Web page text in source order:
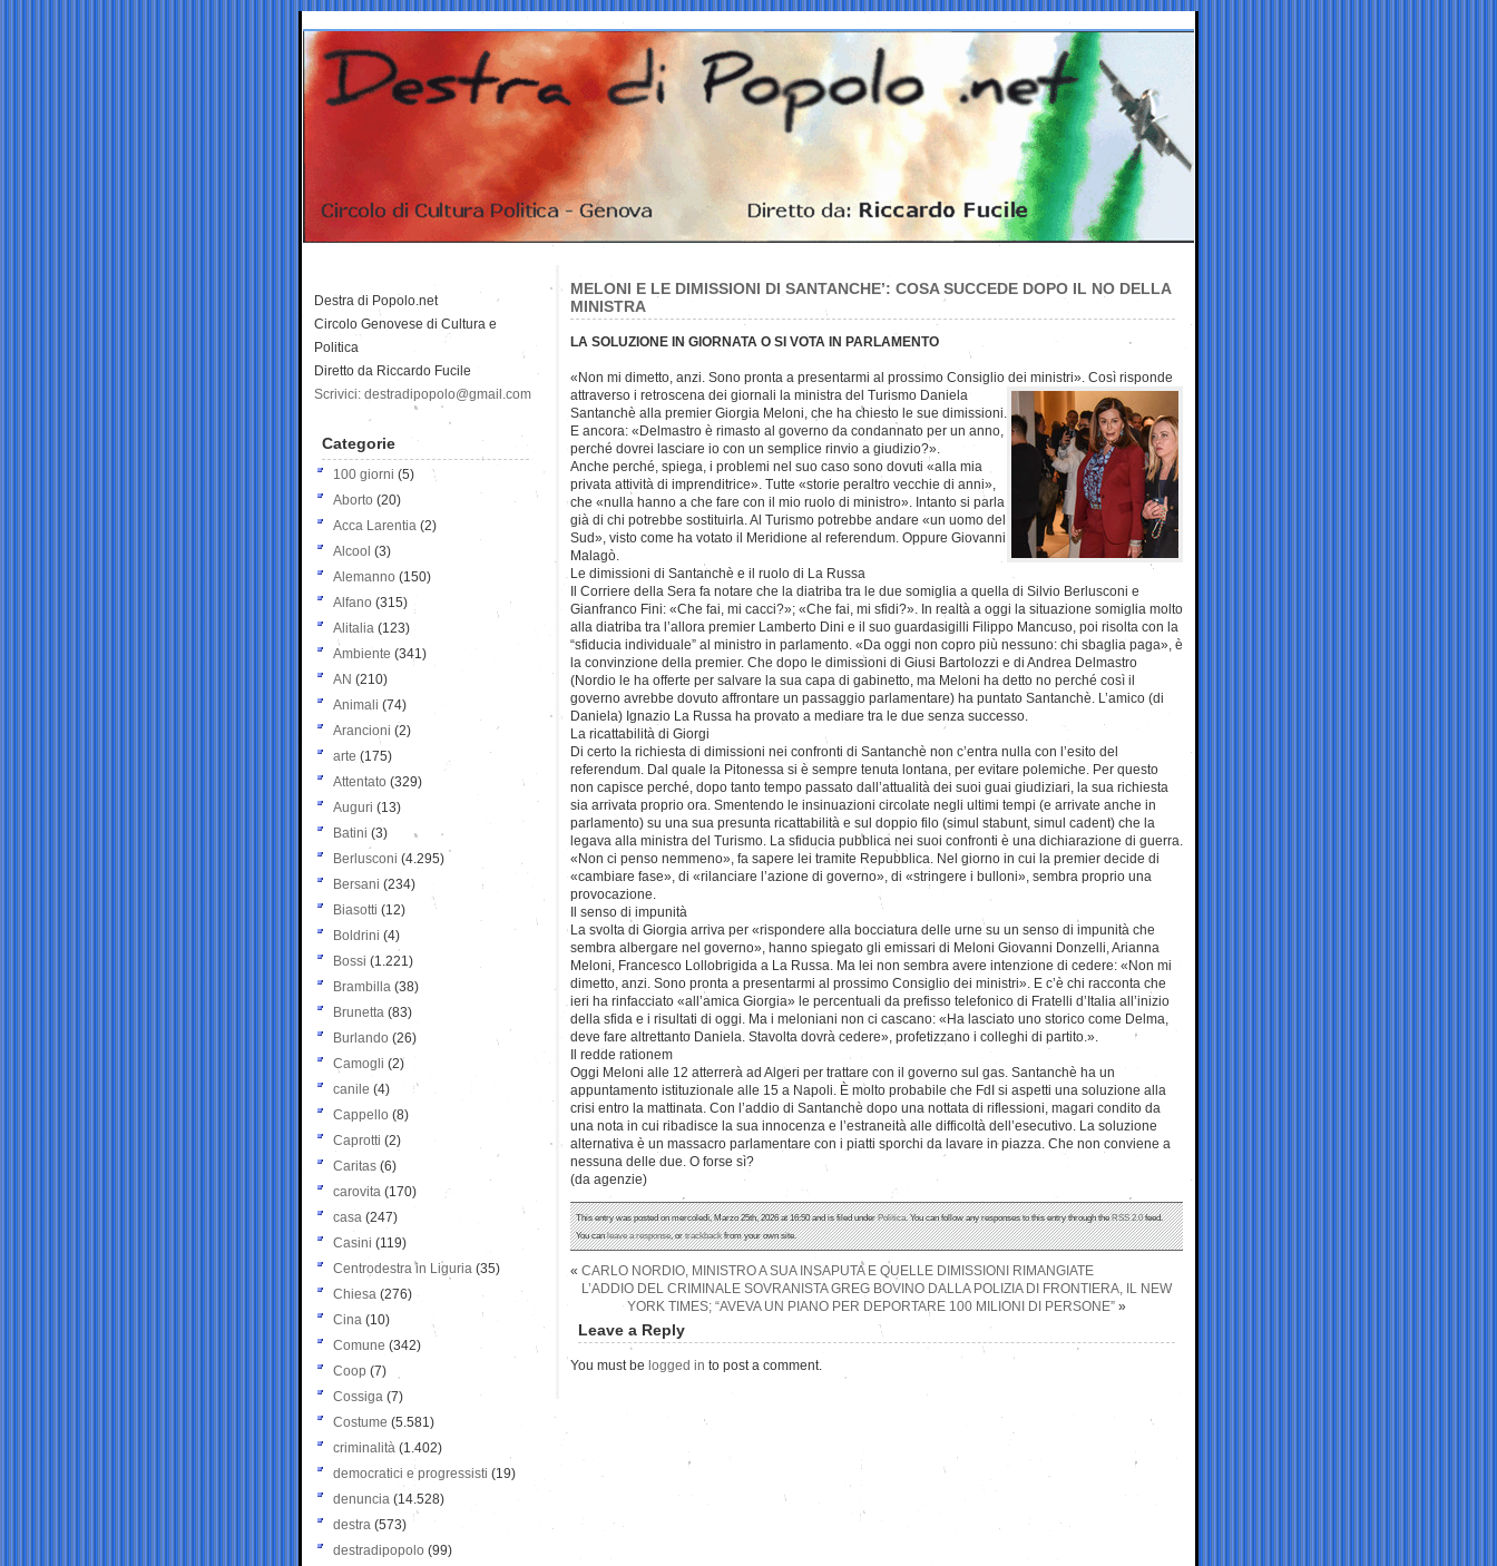
MELONI E LE DIMISSIONI DI SANTANCHE’: COSA SUCCEDE DOPO IL NO DELLA
MINISTRA
LA SOLUZIONE IN GIORNATA O SI VOTA IN PARLAMENTO
«Non mi dimetto, anzi. Sono pronta a presentarmi al prossimo Consiglio dei ministri». Così risponde
attraverso i retroscena dei giornali la ministra del Turismo Daniela
Santanchè alla premier Giorgia Meloni, che ha chiesto le sue dimissioni.
E ancora: «Delmastro è rimasto al governo da condannato per un anno,
perché dovrei lasciare io con un semplice rinvio a giudizio?».
Anche perché, spiega, i problemi nel suo caso sono dovuti «alla mia
privata attività di imprenditrice». Tutte «storie peraltro vecchie di anni»,
che «nulla hanno a che fare con il mio ruolo di ministro». Intanto si parla
già di chi potrebbe sostituirla. Al Turismo potrebbe andare «un uomo del
Sud», visto come ha votato il Meridione al referendum. Oppure Giovanni
Malagò.
Le dimissioni di Santanchè e il ruolo di La Russa
Il Corriere della Sera fa notare che la diatriba tra le due somiglia a quella di Silvio Berlusconi e
Gianfranco Fini: «Che fai, mi cacci?»; «Che fai, mi sfidi?». In realtà a oggi la situazione somiglia molto
alla diatriba tra l’allora premier Lamberto Dini e il suo guardasigilli Filippo Mancuso, poi risolta con la
“sfiducia individuale” al ministro in parlamento. «Da oggi non copro più nessuno: chi sbaglia paga», è
la convinzione della premier. Che dopo le dimissioni di Giusi Bartolozzi e di Andrea Delmastro
(Nordio le ha offerte per salvare la sua capa di gabinetto, ma Meloni ha detto no perché così il
governo avrebbe dovuto affrontare un passaggio parlamentare) ha puntato Santanchè. L’amico (di
Daniela) Ignazio La Russa ha provato a mediare tra le due senza successo.
La ricattabilità di Giorgi
Di certo la richiesta di dimissioni nei confronti di Santanchè non c’entra nulla con l’esito del
referendum. Dal quale la Pitonessa si è sempre tenuta lontana, per evitare polemiche. Per questo
non capisce perché, dopo tanto tempo passato dall’attualità dei suoi guai giudiziari, la sua richiesta
sia arrivata proprio ora. Smentendo le insinuazioni circolate negli ultimi tempi (e arrivate anche in
parlamento) su una sua presunta ricattabilità e sul doppio filo (simul stabunt, simul cadent) che la
legava alla ministra del Turismo. La sfiducia pubblica nei suoi confronti è una dichiarazione di guerra.
«Non ci penso nemmeno», fa sapere lei tramite Repubblica. Nel giorno in cui la premier decide di
«cambiare fase», di «rilanciare l’azione di governo», di «stringere i bulloni», sembra proprio una
provocazione.
Il senso di impunità
La svolta di Giorgia arriva per «rispondere alla bocciatura delle urne su un senso di impunità che
sembra albergare nel governo», hanno spiegato gli emissari di Meloni Giovanni Donzelli, Arianna
Meloni, Francesco Lollobrigida a La Russa. Ma lei non sembra avere intenzione di cedere: «Non mi
dimetto, anzi. Sono pronta a presentarmi al prossimo Consiglio dei ministri». E c’è chi racconta che
ieri ha rinfacciato «all’amica Giorgia» le percentuali da prefisso telefonico di Fratelli d’Italia all’inizio
della sfida e i risultati di oggi. Ma i meloniani non ci cascano: «Ha lasciato uno storico come Delma,
deve fare altrettanto Daniela. Stavolta dovrà cedere», profetizzano i colleghi di partito.».
Il redde rationem
Oggi Meloni alle 12 atterrerà ad Algeri per trattare con il governo sul gas. Santanchè ha un
appuntamento istituzionale alle 15 a Napoli. È molto probabile che FdI si aspetti una soluzione alla
crisi entro la mattinata. Con l’addio di Santanchè dopo una nottata di riflessioni, magari condito da
una nota in cui ribadisce la sua innocenza e l’estraneità alle difficoltà dell’esecutivo. La soluzione
alternativa è un massacro parlamentare con i piatti sporchi da lavare in piazza. Che non conviene a
nessuna delle due. O forse sì?
(da agenzie)
This entry was posted on mercoledì, Marzo 25th, 2026 at 16:50 and is filed underPolitica. You can follow any responses to this entry through theRSS 2.0feed.
You canleave a response, ortrackbackfrom your own site.
« CARLO NORDIO, MINISTRO A SUA INSAPUTA E QUELLE DIMISSIONI RIMANGIATE
L’ADDIO DEL CRIMINALE SOVRANISTA GREG BOVINO DALLA POLIZIA DI FRONTIERA, IL NEW
YORK TIMES; “AVEVA UN PIANO PER DEPORTARE 100 MILIONI DI PERSONE” »
Leave a Reply
You must be logged in to post a comment.
Destra di Popolo.net
Circolo Genovese di Cultura e
Politica
Diretto da Riccardo Fucile
Scrivici: destradipopolo@gmail.com
Categorie
100 giorni (5)
Aborto (20)
Acca Larentia (2)
Alcool (3)
Alemanno (150)
Alfano (315)
Alitalia (123)
Ambiente (341)
AN (210)
Animali (74)
Arancioni (2)
arte (175)
Attentato (329)
Auguri (13)
Batini (3)
Berlusconi (4.295)
Bersani (234)
Biasotti (12)
Boldrini (4)
Bossi (1.221)
Brambilla (38)
Brunetta (83)
Burlando (26)
Camogli (2)
canile (4)
Cappello (8)
Caprotti (2)
Caritas (6)
carovita (170)
casa (247)
Casini (119)
Centrodestra in Liguria (35)
Chiesa (276)
Cina (10)
Comune (342)
Coop (7)
Cossiga (7)
Costume (5.581)
criminalità (1.402)
democratici e progressisti (19)
denuncia (14.528)
destra (573)
destradipopolo (99)